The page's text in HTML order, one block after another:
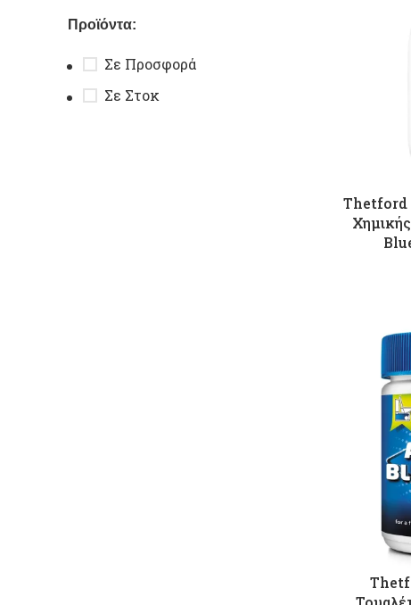
Προϊόντα:
Σε Προσφορά
Σε Στοκ
Thetford